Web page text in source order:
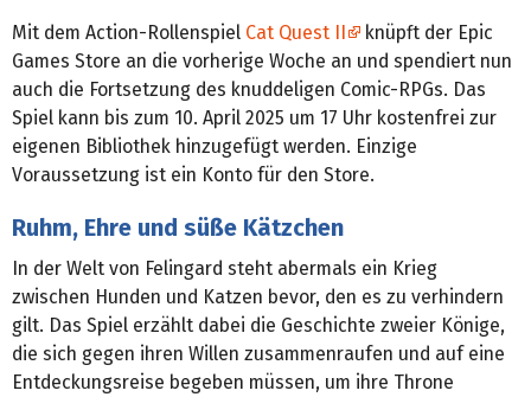
Mit dem Action-Rollenspiel Cat Quest II
knüpft der Epic
Games Store an die vorherige Woche an und spendiert nun
auch die Fortsetzung des knuddeligen Comic-RPGs. Das
Spiel kann bis zum 10. April 2025 um 17 Uhr kostenfrei zur
eigenen Bibliothek hinzugefügt werden. Einzige
Voraussetzung ist ein Konto für den Store.
Ruhm, Ehre und süße Kätzchen
In der Welt von Felingard steht abermals ein Krieg
zwischen Hunden und Katzen bevor, den es zu verhindern
gilt. Das Spiel erzählt dabei die Geschichte zweier Könige,
die sich gegen ihren Willen zusammenraufen und auf eine
Entdeckungsreise begeben müssen, um ihre Throne